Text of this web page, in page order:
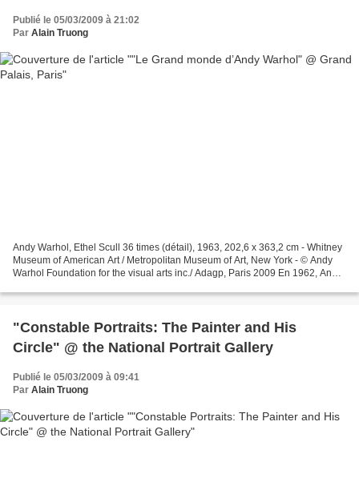
Publié le 05/03/2009 à 21:02
Par Alain Truong
Andy Warhol, Ethel Scull 36 times (détail), 1963, 202,6 x 363,2 cm - Whitney
Museum of American Art / Metropolitan Museum of Art, New York - © Andy
Warhol Foundation for the visual arts inc./ Adagp, Paris 2009 En 1962, Andy
"Constable Portraits: The Painter and His
Circle" @ the National Portrait Gallery
Publié le 05/03/2009 à 09:41
Par Alain Truong